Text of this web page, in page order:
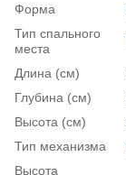
Форма
Тип спального
места
Длина (см)
Глубина (см)
Высота (см)
Тип механизма
Высота